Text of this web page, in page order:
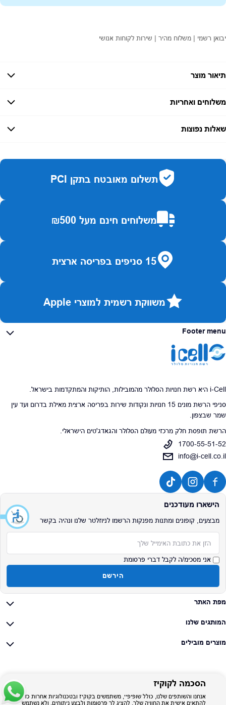
יבואן רשמי | משלוח מהיר | שירות לקוחות אנושי
תיאור מוצר
משלוחים ואחריות
זמן אספקה: עד 7 ימי עסקים
שאלות נפוצות
האם ניתן לחלק תשלומים?
האם ניתן להחזיר מוצר?כן, בהתאם לחוק הגנת הצרכן ובאריזה המקורית
תשלום מאובטח בתקן PCI
משלוחים חינם מעל ₪500
15 סניפים בפריסה ארצית
משווקת רשמית למוצרי Apple
Footer menu
i-Cell היא רשת חנויות הסלולר מהמובילות, הותיקות והמתקדמות בישראל.
סניפי הרשת מונים 15 חנויות ונקודות שירות בפריסה ארצית מאילת בדרום ועד עין
שמר שבצפון.
הרשת תופסת חלק מרכזי מעולם הסלולר והגאדג'טים הישראלי.
1700-55-51-52
info@i-cell.co.il
הישארו מעודכנים
מבצעים, קופונים ומתנות מפנקות הרשמו לניוזלטר שלנו ונהיה בקשר
אני מסכימ/ה לקבל דברי פרסומת
הירשם
מפת האתר
המותגים שלנו
מוצרים מובילים
הסכמה לקוקיז
אנחנו והשותפים שלנו, כולל שופיפיי, משתמשים בקוקיז ובטכנולוגיות אחרות כדי
להתאים אישית את החוויה שלך, להציג לך פרסומות ולבצע ניתוחים, ולא נשתמש